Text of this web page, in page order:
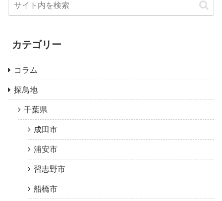
カテゴリー
コラム
探鳥地
千葉県
成田市
浦安市
習志野市
船橋市